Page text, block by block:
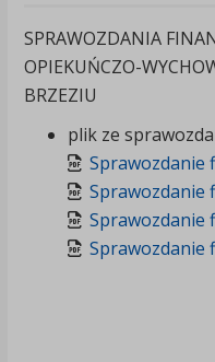
SPRAWOZDANIA
OPIEKUŃCZO-
BRZEZIU
plik ze
Sprawozdanie
Sprawozdanie
Sprawozdanie
Sprawozdanie